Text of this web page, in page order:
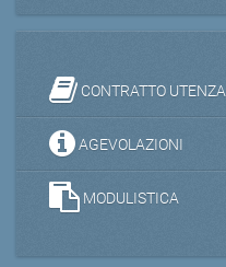
CONTRATTO UTENZA
AGEVOLAZIONI
MODULISTICA